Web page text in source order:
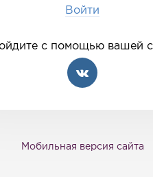
Войти
с помощью вашей
Мобильная версия сайта